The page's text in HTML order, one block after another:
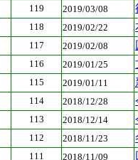
119 2019/03/08
118 2019/02/22
117 2019/02/08
116 2019/01/25
115 2019/01/11
114 2018/12/28
113 2018/12/14
112 2018/11/23
111 2018/11/09